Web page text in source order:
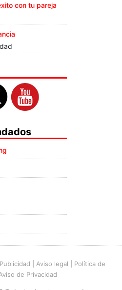
con tu pareja
Publicidad Aviso legal
Política de
de Privacidad